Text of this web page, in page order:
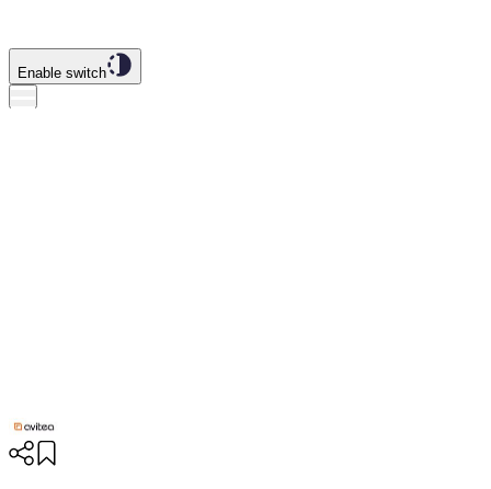
Enable switch